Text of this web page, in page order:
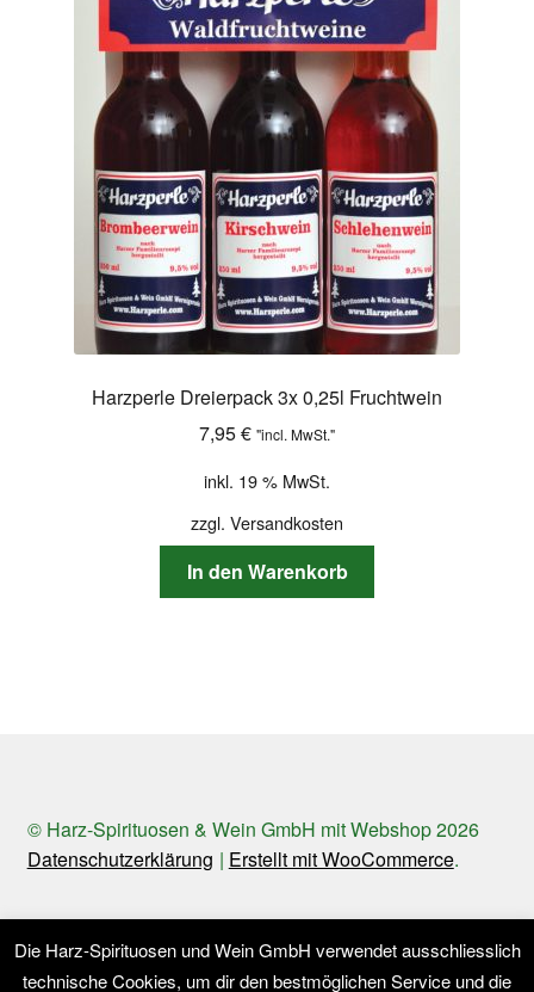
Harzperle Dreierpack 3x 0,25l Fruchtwein
7,95€ "incl. MwSt."
inkl. 19 % MwSt.
zzgl. Versandkosten
In den Warenkorb
© Harz-Spirituosen & Wein GmbH mit Webshop 2026
Datenschutzerklärung
Erstellt mit WooCommerce.
Die Harz-Spirituosen und Wein GmbH verwendet ausschliesslich
technische Cookies, um dir den bestmöglichen Service und die